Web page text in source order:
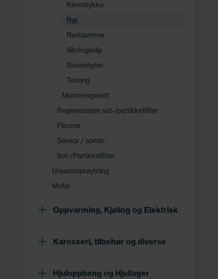
Klemstykke
Rør
Rørklammer
Sikringsclip
Sveisehylse
Tetning
Monteringssett
Regenerasjon sot-/partikkelfilter
Flexirør
Sensor / sonde
Sot-/Partikkelfilter
Ureainnsprøytning
Motor
Oppvarming, Kjøling og Elektrisk
Karosseri, tilbehør og diverse
Hjuloppheng og Hjullager